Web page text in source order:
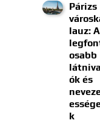
Párizs
lauz: A
osabb
ók és
k